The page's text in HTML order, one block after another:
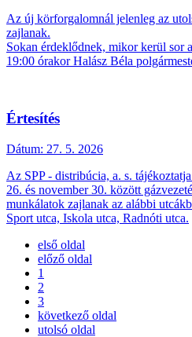
Az új körforgalomnál jelenleg az
zajlanak.
Sokan érdeklődnek, mikor kerül sor
19:00 órakor Halász Béla
Értesítés
Dátum: 27. 5. 2026
Az SPP - distribúcia, a. s.
26. és november 30. között
munkálatok zajlanak az alábbi
Sport utca, Iskola utca, Radnóti utca.
első oldal
előző oldal
1
2
3
következő oldal
utolsó oldal